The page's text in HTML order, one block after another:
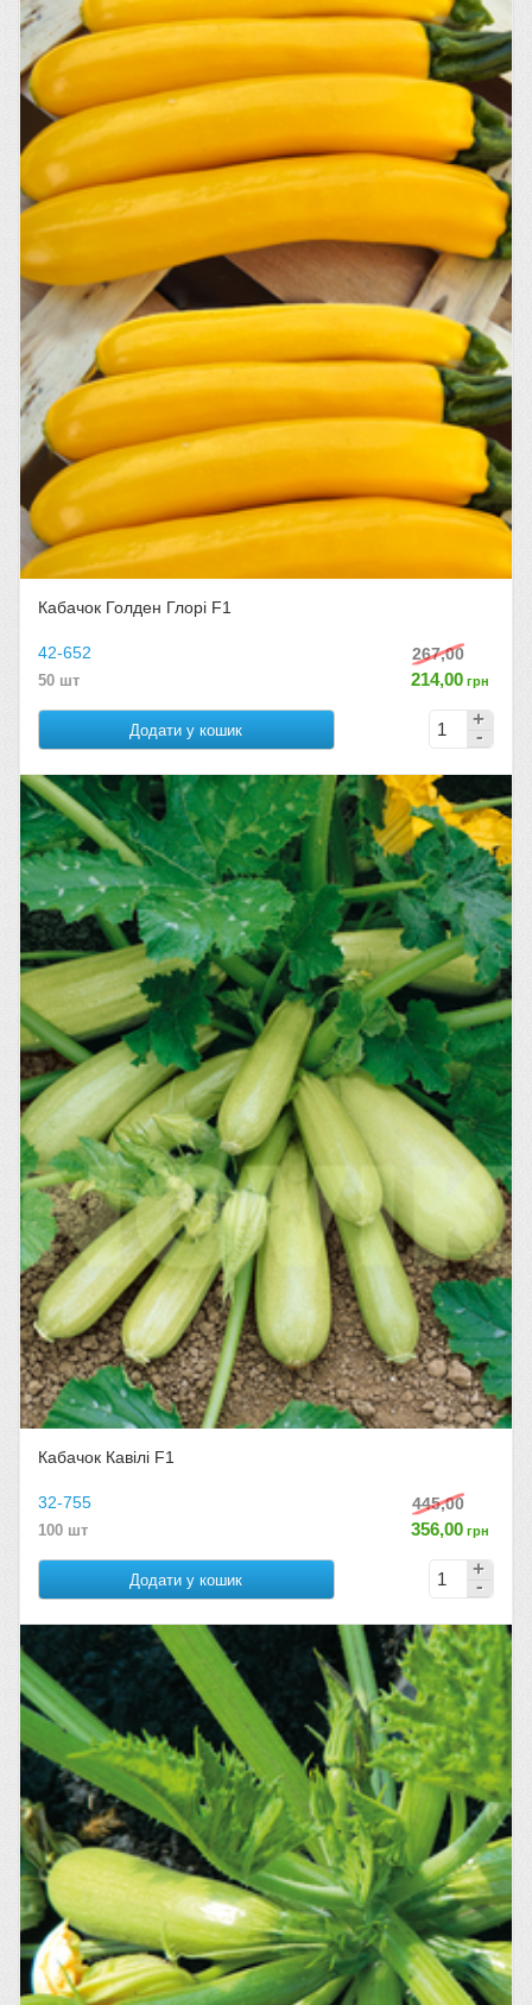
Кабачок Голден Глорі F1
42-652
50 шт
267,00
214,00 грн
Додати у кошик
Кабачок Кавілі F1
32-755
100 шт
445,00
356,00 грн
Додати у кошик